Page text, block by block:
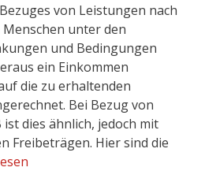
von Leistungen nach
unter den
und Bedingungen
ein Einkommen
die zu erhaltenden
Bei Bezug von
ist dies ähnlich, jedoch mit
Freibeträgen. Hier sind die